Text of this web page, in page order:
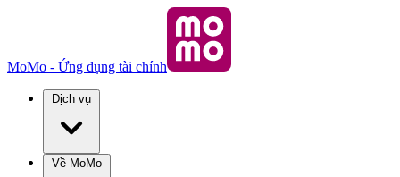
MoMo - Ứng dụng tài chính
Dịch vụ
Về MoMo